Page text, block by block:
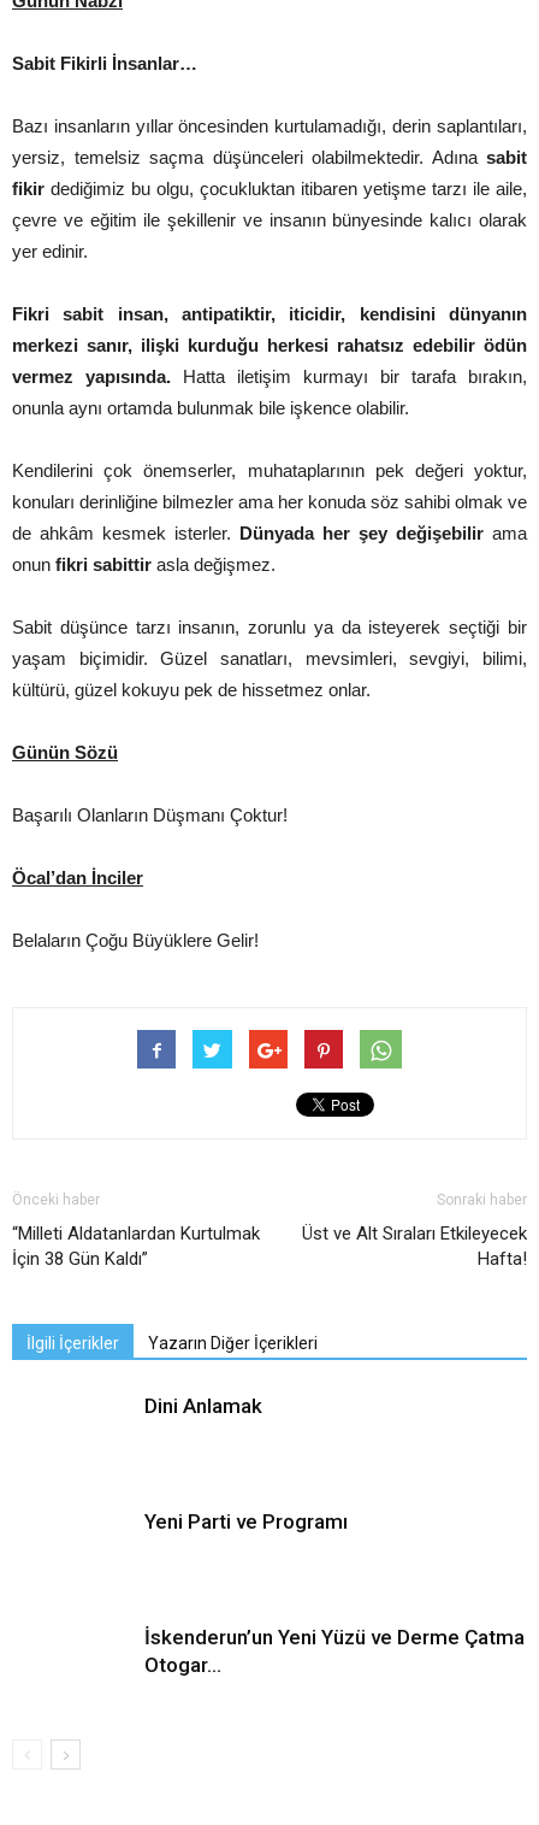
Sabit Fikirli İnsanlar…
Bazı insanların yıllar öncesinden kurtulamadığı, derin saplantıları,
yersiz, temelsiz saçma düşünceleri olabilmektedir. Adına sabit
fikir dediğimiz bu olgu, çocukluktan itibaren yetişme tarzı ile aile,
çevre ve eğitim ile şekillenir ve insanın bünyesinde kalıcı olarak
yer edinir.
Fikri sabit insan, antipatiktir, iticidir, kendisini dünyanın
merkezi sanır, ilişki kurduğu herkesi rahatsız edebilir ödün
vermez yapısında. Hatta iletişim kurmayı bir tarafa bırakın,
onunla aynı ortamda bulunmak bile işkence olabilir.
Kendilerini çok önemserler, muhataplarının pek değeri yoktur,
konuları derinliğine bilmezler ama her konuda söz sahibi olmak ve
de ahkâm kesmek isterler. Dünyada her şey değişebilir ama
onun fikri sabittir asla değişmez.
Sabit düşünce tarzı insanın, zorunlu ya da isteyerek seçtiği bir
yaşam biçimidir. Güzel sanatları, mevsimleri, sevgiyi, bilimi,
kültürü, güzel kokuyu pek de hissetmez onlar.
Günün Sözü
Başarılı Olanların Düşmanı Çoktur!
Öcal’dan İnciler
Belaların Çoğu Büyüklere Gelir!
Önceki haber
“Milleti Aldatanlardan Kurtulmak
İçin 38 Gün Kaldı”
Sonraki haber
Üst ve Alt Sıraları Etkileyecek
Hafta!
İlgili İçerikler Yazarın Diğer İçerikleri
Dini Anlamak
Yeni Parti ve Programı
İskenderun’un Yeni Yüzü ve Derme Çatma
Otogar…